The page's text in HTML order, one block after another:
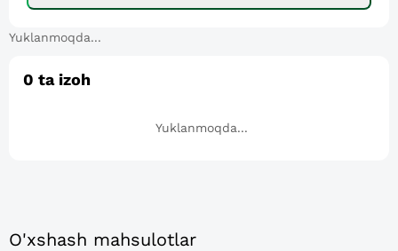
Yuklanmoqda...
0 ta izoh
Yuklanmoqda...
O'xshash mahsulotlar